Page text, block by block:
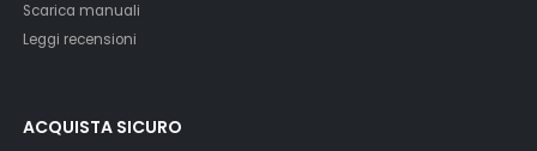
Scarica manuali
Leggi recensioni
ACQUISTA SICURO